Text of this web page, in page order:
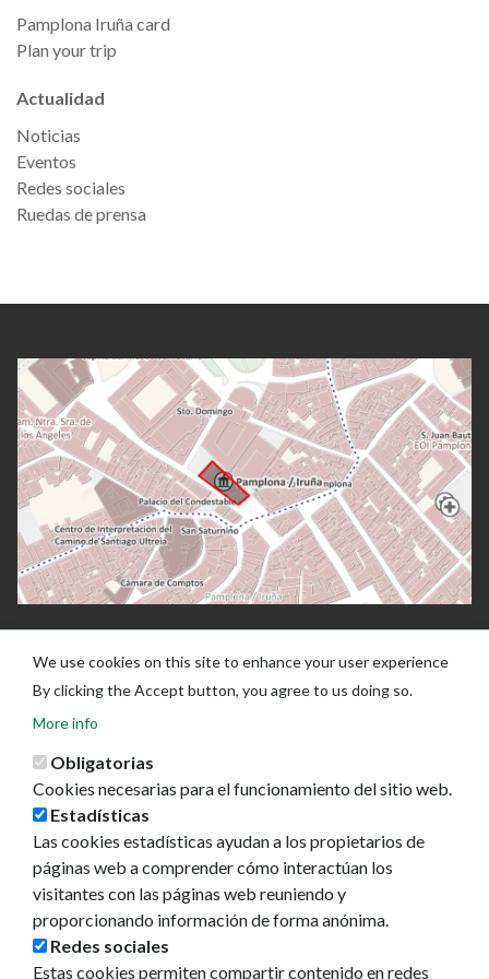
Pamplona Iruña card
Plan your trip
Actualidad
Noticias
Eventos
Redes sociales
Ruedas de prensa
Ayuntamiento de Pamplona
Plaza Consistorial, s/n
31001 - Pamplona
948 420 100
pamplona@pamplona.es
We use cookies on this site to enhance your user experience
By clicking the Accept button, you agree to us doing so.
More info
Obligatorias
Cookies necesarias para el funcionamiento del sitio web.
Estadísticas
Las cookies estadísticas ayudan a los propietarios de
páginas web a comprender cómo interactúan los
visitantes con las páginas web reuniendo y
proporcionando información de forma anónima.
Redes sociales
Estas cookies permiten compartir contenido en redes